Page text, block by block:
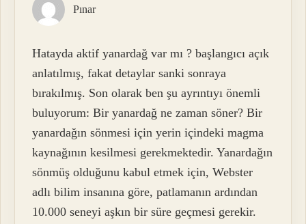
Pınar
Hatayda aktif yanardağ var mı ? başlangıcı açık
anlatılmış, fakat detaylar sanki sonraya
bırakılmış. Son olarak ben şu ayrıntıyı önemli
buluyorum: Bir yanardağ ne zaman söner? Bir
yanardağın sönmesi için yerin içindeki magma
kaynağının kesilmesi gerekmektedir. Yanardağın
sönmüş olduğunu kabul etmek için, Webster
adlı bilim insanına göre, patlamanın ardından
10.000 seneyi aşkın bir süre geçmesi gerekir.